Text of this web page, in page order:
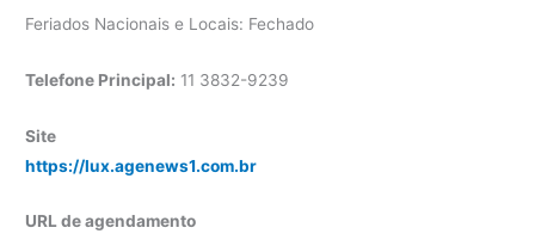
Feriados Nacionais e Locais: Fechado
Telefone Principal: 11 3832-9239
Site
https://lux.agenews1.com.br
URL de agendamento